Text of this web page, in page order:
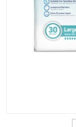
Medikal Teksil
Ortopedi Ürünleri